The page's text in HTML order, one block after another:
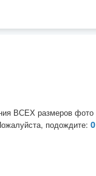
ВСЕХ размеров фото
подождите: 0